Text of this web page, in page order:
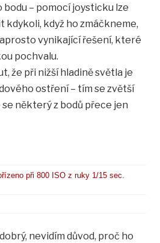
– pomocí joysticku lze
kdykoli, když ho zmáčkneme,
vynikající řešení, které
pochvalu.
že při nižší hladině světla je
ostření – tím se zvětší
některý z bodů přece jen
při 800 ISO z ruky 1/15 sec.
nevidím důvod, proč ho